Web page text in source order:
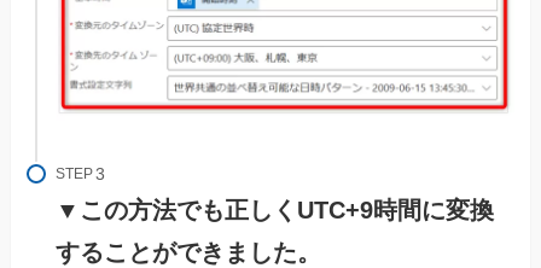
STEP
▼この方法でも正しくUTC+9時間に変換
することができました。